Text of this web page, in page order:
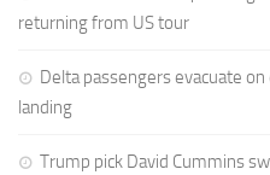
returning from US tour
Delta passengers evacuate
landing
Trump pick David Cummins